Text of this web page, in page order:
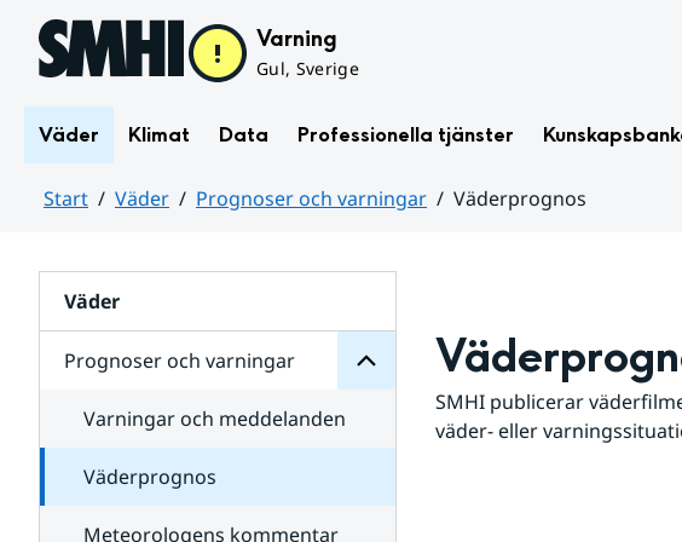
Hoppa till sidans innehåll Varning
Gul, Sverige
Väder Klimat Data Professionella tjänster
Start Väder Prognoser och varningar
Väderprognos
Väder
Prognoser och varningar
för
varningar
Varningar och meddelanden
Väderprognos
Meteorologens kommentar
SMHI publicerar
väder- eller